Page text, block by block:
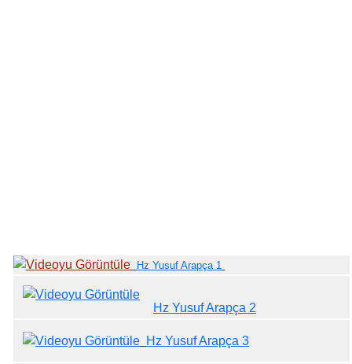
Hz Yusuf Arapça 1
Hz Yusuf Arapça 2
Hz Yusuf Arapça 3